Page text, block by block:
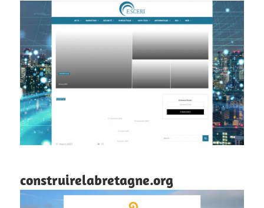
construirelabretagne.org